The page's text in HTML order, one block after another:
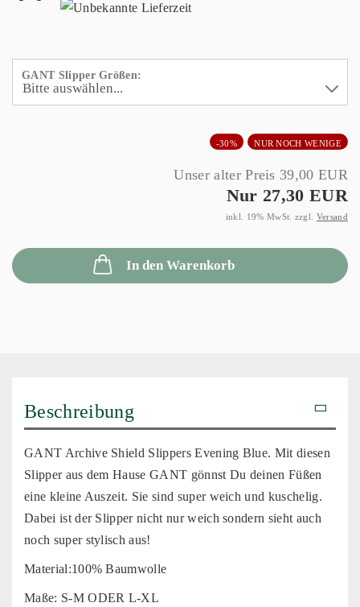
GANT Slipper Größen:
-30% NUR NOCH WENIGE
Unser alter Preis 39,00 EUR
Nur 27,30 EUR
inkl. 19% MwSt. zzgl. Versand
In den Warenkorb
Beschreibung
GANT Archive Shield Slippers Evening Blue. Mit diesen
Slipper aus dem Hause GANT gönnst Du deinen Füßen
eine kleine Auszeit. Sie sind super weich und kuschelig.
Dabei ist der Slipper nicht nur weich sondern sieht auch
noch super stylisch aus!
Material:100% Baumwolle
Maße: S-M ODER L-XL